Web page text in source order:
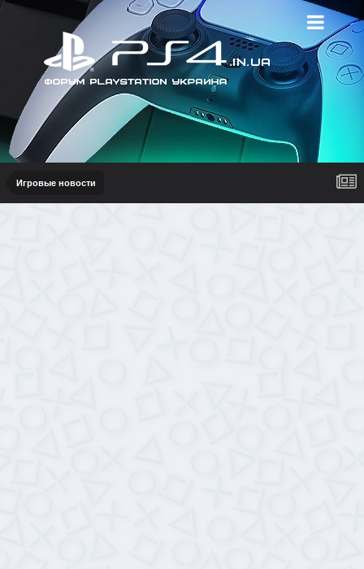
Игровые новости